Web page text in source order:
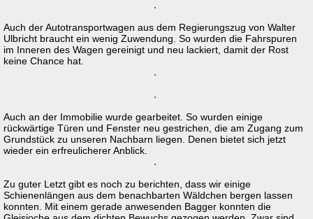
Auch der Autotransportwagen aus dem Regierungszug von Walter
Ulbricht braucht ein wenig Zuwendung. So wurden die Fahrspuren
im Inneren des Wagen gereinigt und neu lackiert, damit der Rost
keine Chance hat.
Auch an der Immobilie wurde gearbeitet. So wurden einige
rückwärtige Türen und Fenster neu gestrichen, die am Zugang zum
Grundstück zu unseren Nachbarn liegen. Denen bietet sich jetzt
wieder ein erfreulicherer Anblick.
Zu guter Letzt gibt es noch zu berichten, dass wir einige
Schienenlängen aus dem benachbarten Wäldchen bergen lassen
konnten. Mit einem gerade anwesenden Bagger konnten die